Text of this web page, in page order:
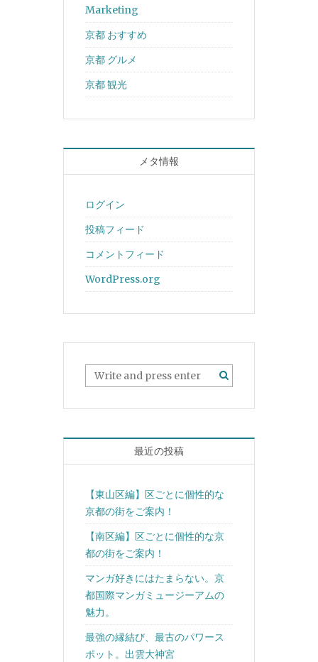
Marketing
京都 おすすめ
京都 グルメ
京都 観光
メタ情報
ログイン
投稿フィード
コメントフィード
WordPress.org
最近の投稿
【東山区編】区ごとに個性的な
京都の街をご案内！
【南区編】区ごとに個性的な京
都の街をご案内！
マンガ好きにはたまらない。京
都国際マンガミュージーアムの
魅力。
最強の縁結び、最古のパワース
ポット。出雲大神宮